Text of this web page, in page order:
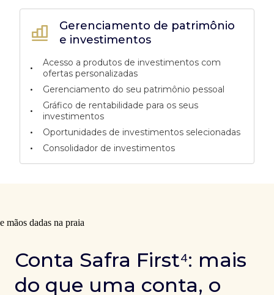
Gerenciamento de patrimônio
e investimentos
•
Acesso a produtos de investimentos com
ofertas personalizadas
• Gerenciamento do seu patrimônio pessoal
•
Gráfico de rentabilidade para os seus
investimentos
• Oportunidades de investimentos selecionadas
• Consolidador de investimentos
Conta Safra First⁴: mais
do que uma conta, o